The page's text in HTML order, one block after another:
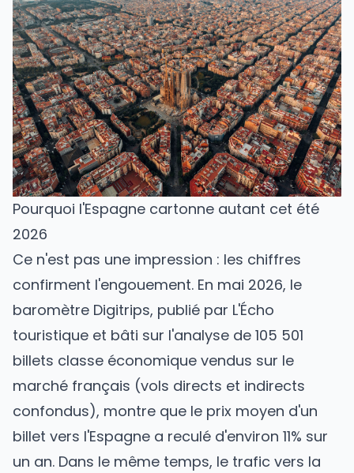
Pourquoi l'Espagne cartonne autant cet été
2026
Ce n'est pas une impression : les chiffres
confirment l'engouement. En mai 2026, le
baromètre Digitrips, publié par L'Écho
touristique et bâti sur l'analyse de 105 501
billets classe économique vendus sur le
marché français (vols directs et indirects
confondus), montre que le prix moyen d'un
billet vers l'Espagne a reculé d'environ 11% sur
un an. Dans le même temps, le trafic vers la